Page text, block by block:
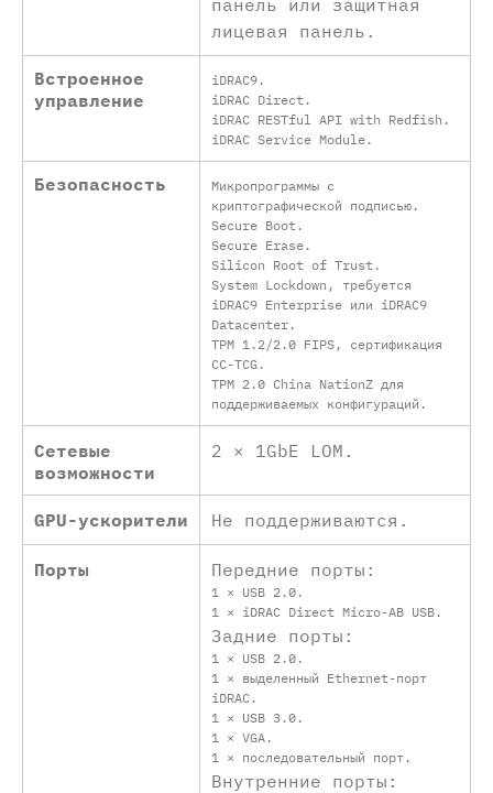
панель или защитная
лицевая панель.
Встроенное
управление
iDRAC9.
iDRAC Direct.
iDRAC RESTful API with Redfish.
iDRAC Service Module.
Безопасность
Микропрограммы с
криптографической подписью.
Secure Boot.
Secure Erase.
Silicon Root of Trust.
System Lockdown, требуется
iDRAC9 Enterprise или iDRAC9
Datacenter.
TPM 1.2/2.0 FIPS, сертификация
CC-TCG.
TPM 2.0 China NationZ для
поддерживаемых конфигураций.
Сетевые
возможности
2 × 1GbE LOM.
GPU-ускорители Не поддерживаются.
Порты Передние порты:
1 × USB 2.0.
1 × iDRAC Direct Micro-AB USB.
Задние порты:
1 × USB 2.0.
1 × выделенный Ethernet-порт
iDRAC.
1 × USB 3.0.
1 × VGA.
1 × последовательный порт.
Внутренние порты: